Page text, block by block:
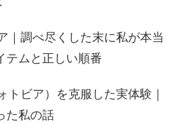
｜調べ尽くした末に私が本当
テムと正しい順番
トビア）を克服した実体験｜
た私の話